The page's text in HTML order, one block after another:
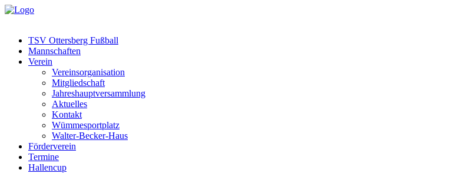
TSV Ottersberg Fußball
Mannschaften
Verein
Vereinsorganisation
Mitgliedschaft
Jahreshauptversammlung
Aktuelles
Kontakt
Wümmesportplatz
Walter-Becker-Haus
Förderverein
Termine
Hallencup